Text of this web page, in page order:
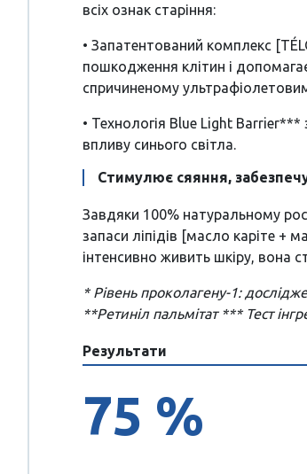
всіх ознак старіння:
• Запатентований комплекс
пошкодження клітин і
спричиненому
• Технологія Blue Light
впливу синього світла.
Стимулює сяяння,
Завдяки 100% натуральному
запаси ліпідів [масло каріте +
інтенсивно живить шкіру, вона
* Рівень проколагену-1:
**Ретиніл пальмітат *** Тест
Результати
75 %